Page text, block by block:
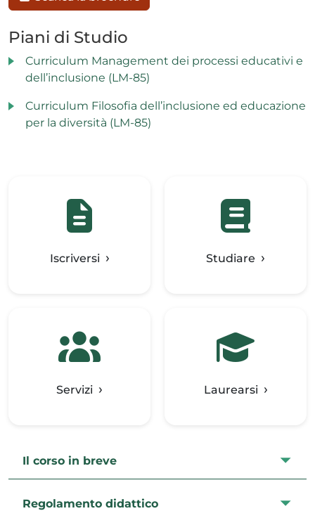
Piani di Studio
Curriculum Management dei processi educativi e
dell’inclusione (LM-85)
Curriculum Filosofia dell’inclusione ed educazione
per la diversità (LM-85)
Iscriversi Studiare
Servizi Laurearsi
Il corso in breve
Regolamento didattico